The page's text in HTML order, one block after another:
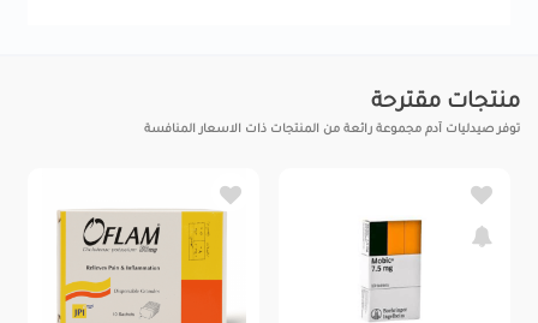
منتجات مقترحة
توفر صيدليات آدم مجموعة رائعة من المنتجات ذات الاسعار المنافسة